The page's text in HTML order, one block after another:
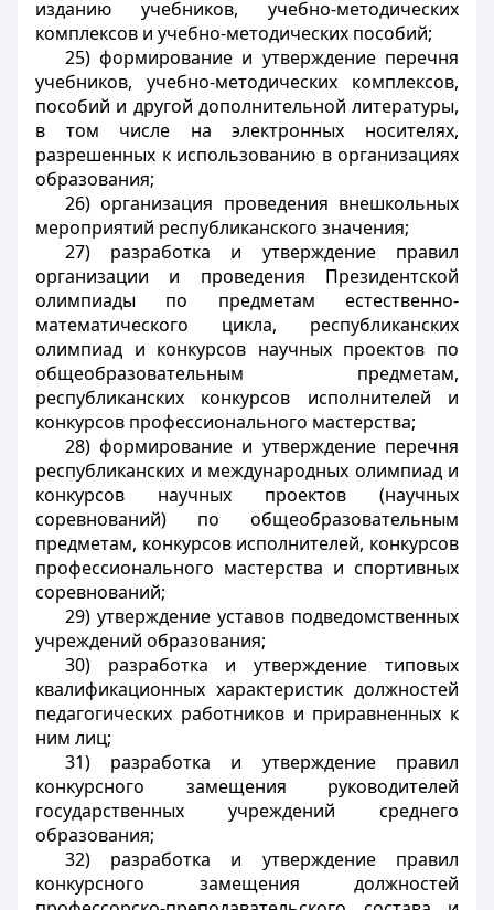
изданию учебников, учебно-методических
комплексов и учебно-методических пособий;
25) формирование и утверждение перечня
учебников, учебно-методических комплексов,
пособий и другой дополнительной литературы,
в том числе на электронных носителях,
разрешенных к использованию в организациях
образования;
26) организация проведения внешкольных
мероприятий республиканского значения;
27) разработка и утверждение правил
организации и проведения Президентской
олимпиады по предметам естественно-
математического цикла, республиканских
олимпиад и конкурсов научных проектов по
общеобразовательным предметам,
республиканских конкурсов исполнителей и
конкурсов профессионального мастерства;
28) формирование и утверждение перечня
республиканских и международных олимпиад и
конкурсов научных проектов (научных
соревнований) по общеобразовательным
предметам, конкурсов исполнителей, конкурсов
профессионального мастерства и спортивных
соревнований;
29) утверждение уставов подведомственных
учреждений образования;
30) разработка и утверждение типовых
квалификационных характеристик должностей
педагогических работников и приравненных к
ним лиц;
31) разработка и утверждение правил
конкурсного замещения руководителей
государственных учреждений среднего
образования;
32) разработка и утверждение правил
конкурсного замещения должностей